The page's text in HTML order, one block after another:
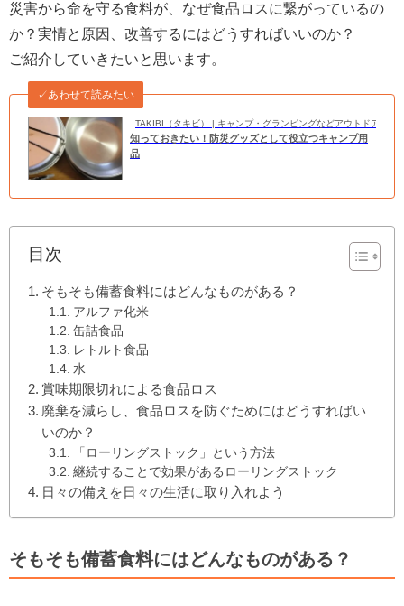
災害から命を守る食料が、なぜ食品ロスに繋がっているの
か？実情と原因、改善するにはどうすればいいのか？
ご紹介していきたいと思います。
TAKIBI（タキビ） | キャンプ・グランピングなどアウトドアの総
✓あわせて読みたい
知っておきたい！防災グッズとして役立つキャンプ用
品
目次
そもそも備蓄食料にはどんなものがある？
アルファ化米
缶詰食品
レトルト食品
水
賞味期限切れによる食品ロス
廃棄を減らし、食品ロスを防ぐためにはどうすればい
いのか？
「ローリングストック」という方法
継続することで効果があるローリングストック
日々の備えを日々の生活に取り入れよう
そもそも備蓄食料にはどんなものがある？